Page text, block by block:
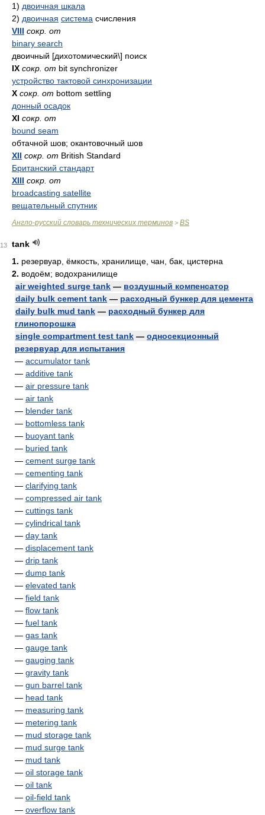
1) двоичная шкала
2) двоичная система счисления
VIII сокр. от
binary search
двоичный [дихотомический\] поиск
IX сокр. от bit synchronizer
устройство тактовой синхронизации
X сокр. от bottom settling
донный осадок
XI сокр. от
bound seam
обтачной шов; окантовочный шов
XII сокр. от British Standard
Британский стандарт
XIII сокр. от
broadcasting satellite
вещательный спутник
Англо-русский словарь технических терминов > BS
13
tank
1. резервуар, ёмкость, хранилище, чан, бак, цистерна
2. водоём; водохранилище
air weighted surge tank — воздушный компенсатор
daily bulk cement tank — расходный бункер для цемента
daily bulk mud tank — расходный бункер для
глинопорошка
single compartment test tank — односекционный
резервуар для испытания
— accumulator tank
— additive tank
— air pressure tank
— air tank
— blender tank
— bottomless tank
— buoyant tank
— buried tank
— cement surge tank
— cementing tank
— clarifying tank
— compressed air tank
— cuttings tank
— cylindrical tank
— day tank
— displacement tank
— drip tank
— dump tank
— elevated tank
— field tank
— flow tank
— fuel tank
— gas tank
— gauge tank
— gauging tank
— gravity tank
— gun barrel tank
— head tank
— measuring tank
— metering tank
— mud storage tank
— mud surge tank
— mud tank
— oil storage tank
— oil tank
— oil-field tank
— overflow tank